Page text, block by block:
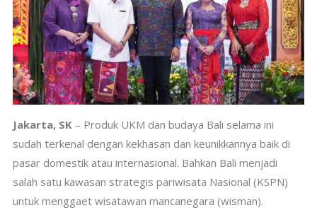
Jakarta, SK– Produk UKM dan budaya Bali selama ini
sudah terkenal dengan kekhasan dan keunikkannya baik di
pasar domestik atau internasional. Bahkan Bali menjadi
salah satu kawasan strategis pariwisata Nasional (KSPN)
untuk menggaet wisatawan mancanegara (wisman).